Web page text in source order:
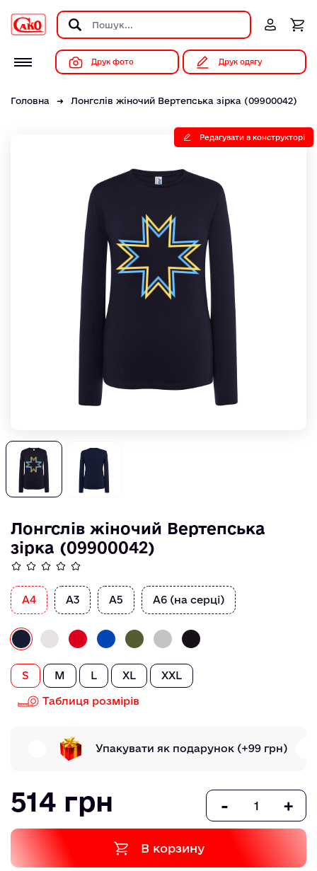
Друк фото Друк одягу
Головна Лонгслів жіночий Вертепська зірка (09900042)
Редагувати в конструкторі
Лонгслів жіночий Вертепська
зірка (09900042)
А4 А3 А5 А6 (на серці)
S M L XL XXL
Таблиця розмірів
Упакувати як подарунок (+99 грн)
514 грн - +
В корзину